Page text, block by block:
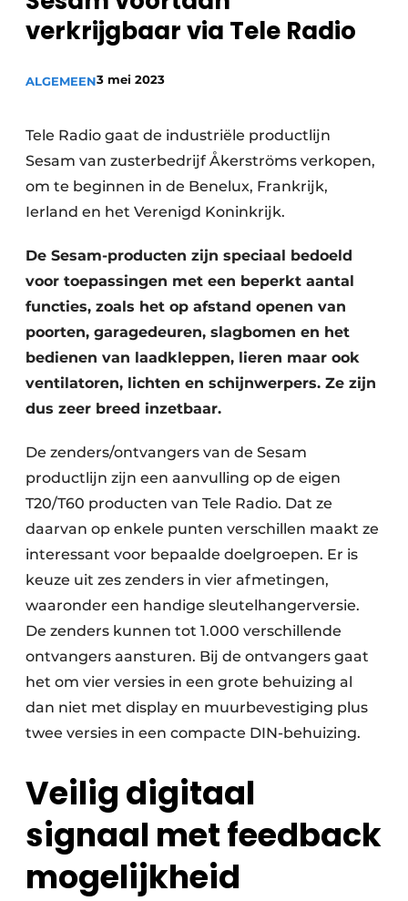
Privacy / Cookie statement
Vacature aanmelden
Vacatures
verkrijgbaar via Tele Radio
ALGEMEEN3 mei 2023
Tele Radio gaat de industriële productlijn
Sesam van zusterbedrijf Åkerströms verkopen,
om te beginnen in de Benelux, Frankrijk,
Ierland en het Verenigd Koninkrijk.
De Sesam-producten zijn speciaal bedoeld
voor toepassingen met een beperkt aantal
functies, zoals het op afstand openen van
poorten, garagedeuren, slagbomen en het
bedienen van laadkleppen, lieren maar ook
ventilatoren, lichten en schijnwerpers. Ze zijn
dus zeer breed inzetbaar.
De zenders/ontvangers van de Sesam
productlijn zijn een aanvulling op de eigen
T20/T60 producten van Tele Radio. Dat ze
daarvan op enkele punten verschillen maakt ze
interessant voor bepaalde doelgroepen. Er is
keuze uit zes zenders in vier afmetingen,
waaronder een handige sleutelhangerversie.
De zenders kunnen tot 1.000 verschillende
ontvangers aansturen. Bij de ontvangers gaat
het om vier versies in een grote behuizing al
dan niet met display en muurbevestiging plus
twee versies in een compacte DIN-behuizing.
Veilig digitaal
signaal met feedback
mogelijkheid